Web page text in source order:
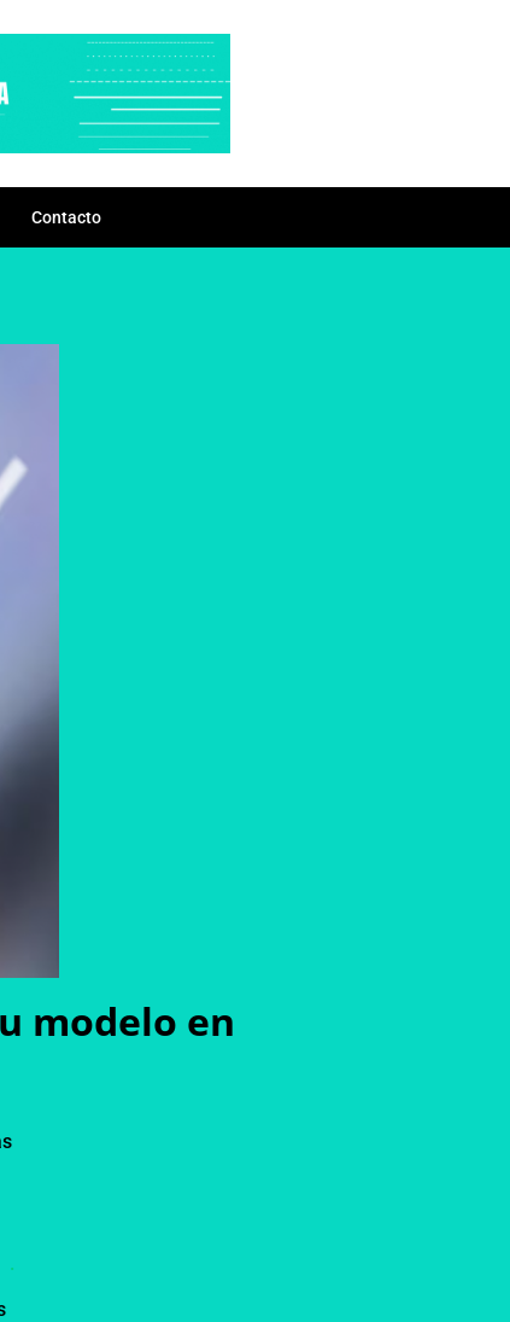
Contacto
modelo en
.